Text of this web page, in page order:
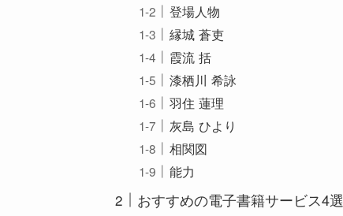
登場人物
縁城 蒼吏
霞流 括
漆栖川 希詠
羽住 蓮理
灰島 ひより
相関図
能力
おすすめの電子書籍サービス4選